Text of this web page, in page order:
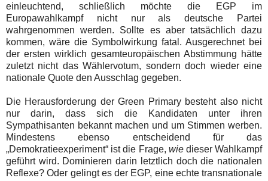
einleuchtend, schließlich möchte die EGP im
Europawahlkampf nicht nur als deutsche Partei
wahrgenommen werden. Sollte es aber tatsächlich dazu
kommen, wäre die Symbolwirkung fatal. Ausgerechnet bei
der ersten wirklich gesamteuropäischen Abstimmung hätte
zuletzt nicht das Wählervotum, sondern doch wieder eine
nationale Quote den Ausschlag gegeben.
Die Herausforderung der Green Primary besteht also nicht
nur darin, dass sich die Kandidaten unter ihren
Sympathisanten bekannt machen und um Stimmen werben.
Mindestens ebenso entscheidend für das
„Demokratieexperiment“ ist die Frage, wiedieser Wahlkampf
geführt wird. Dominieren darin letztlich doch die nationalen
Reflexe? Oder gelingt es der EGP, eine echte transnationale